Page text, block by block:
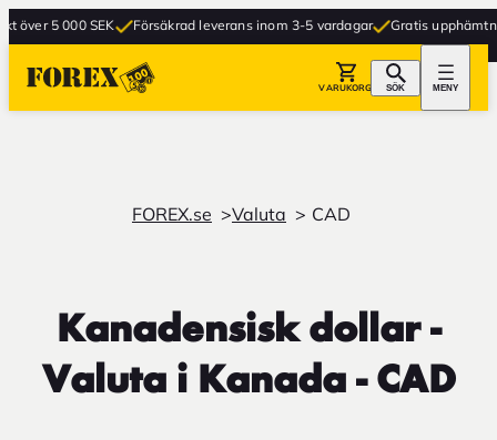
5 000 SEK Försäkrad leverans inom 3-5 vardagar Gratis upphämtning i
VARUKORG SÖK MENY
FOREX.se Valuta CAD
Kanadensisk dollar -
Valuta i Kanada - CAD